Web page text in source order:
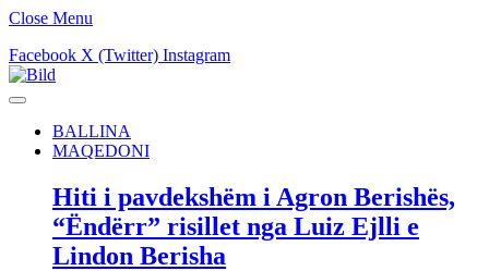
Close Menu
Facebook X (Twitter) Instagram
BALLINA
MAQEDONI
Hiti i pavdekshëm i Agron Berishës,
“Ëndërr” risillet nga Luiz Ejlli e
Lindon Berisha